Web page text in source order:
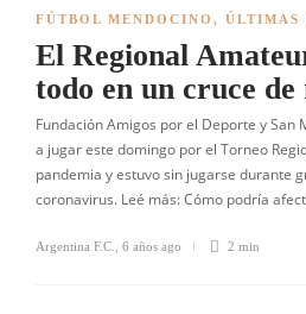
FÚTBOL MENDOCINO , ÚLTIMAS
El Regional
todo en un cruce de
Fundación Amigos por el Deporte y San
a jugar este domingo por el Torneo
pandemia y estuvo sin jugarse durante
coronavirus. Leé más: Cómo podría
Argentina F.C. 6 años ago 2 min